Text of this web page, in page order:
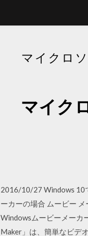
マイクロ
マイク
2016/10/27 Windows 10
ーカーの場合 ムービー
Windowsムービーメーカ
Maker」は、簡単なビデ